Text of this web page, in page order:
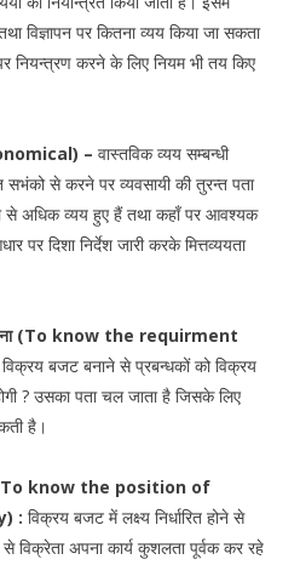
विज्ञापन पर कितना व्यय किया जा सकता
नियन्त्रण करने के लिए नियम भी तय किए
– वास्तविक व्यय सम्बन्धी
से करने पर व्यवसायी की तुरन्त पता
से अधिक व्यय हुए हैं तथा कहाँ पर आवश्यक
पर दिशा निर्देश जारी करके मित्तव्ययता
(To know the requirment
विक्रय बजट बनाने से प्रबन्धकों को विक्रय
? उसका पता चल जाता है जिसके लिए
है।
(To know the position of
: विक्रय बजट में लक्ष्य निर्धारित होने से
विक्रेता अपना कार्य कुशलता पूर्वक कर रहे